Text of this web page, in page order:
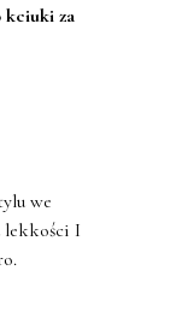
kciuki za
we
lekkości I